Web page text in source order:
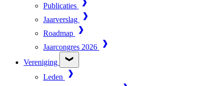
Publicaties
Jaarverslag
Roadmap
Jaarcongres 2026
Vereniging
Leden